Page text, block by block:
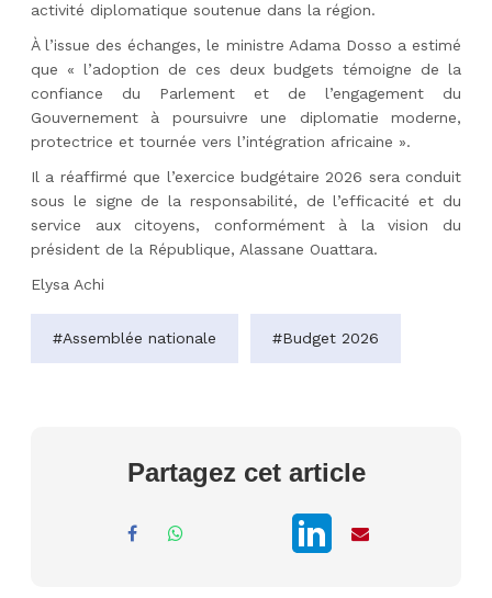
activité diplomatique soutenue dans la région.
À l’issue des échanges, le ministre Adama Dosso a estimé
que « l’adoption de ces deux budgets témoigne de la
confiance du Parlement et de l’engagement du
Gouvernement à poursuivre une diplomatie moderne,
protectrice et tournée vers l’intégration africaine ».
Il a réaffirmé que l’exercice budgétaire 2026 sera conduit
sous le signe de la responsabilité, de l’efficacité et du
service aux citoyens, conformément à la vision du
président de la République, Alassane Ouattara.
Elysa Achi
#Assemblée nationale #Budget 2026
Partagez cet article